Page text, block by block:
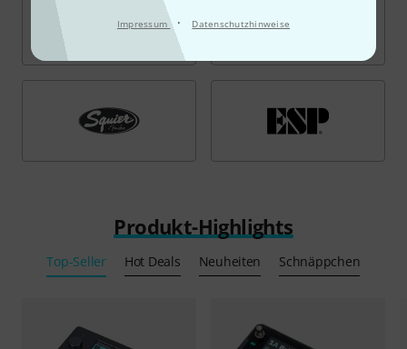
Impressum · Datenschutzhinweise
Produkt-Highlights
Top-Seller Hot Deals Neuheiten Schnäppchen